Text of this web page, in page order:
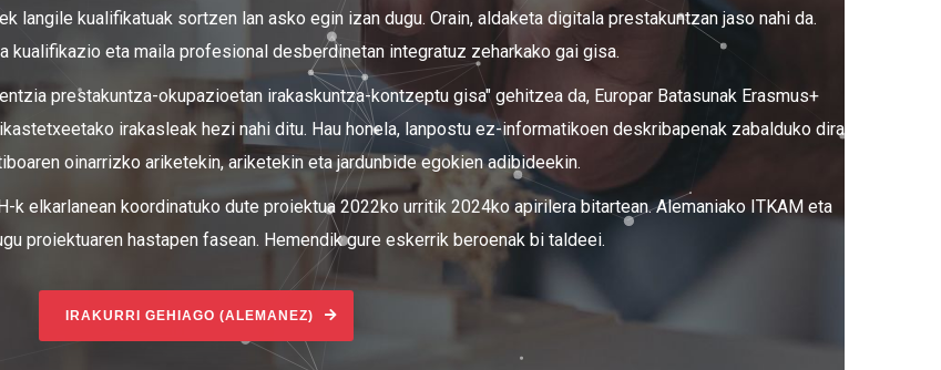
langile kualifikatuak sortzen lan asko egin izan dugu. Orain, aldaketa digitala prestakuntzan jaso nahi da.
kualifikazio eta maila profesional desberdinetan integratuz zeharkako gai gisa.
prestakuntza-okupazioetan irakaskuntza-kontzeptu gisa" gehitzea da, Europar Batasunak Erasmus+
irakasleak hezi nahi ditu. Hau honela, lanpostu ez-informatikoen deskribapenak zabalduko dira
oinarrizko ariketekin, ariketekin eta jardunbide egokien adibideekin.
k elkarlanean koordinatuko dute proiektua 2022ko urritik 2024ko apirilera bitartean. Alemaniako ITKAM eta
proiektuaren hastapen fasean. Hemendik gure eskerrik beroenak bi taldeei.
IRAKURRI GEHIAGO (ALEMANEZ)